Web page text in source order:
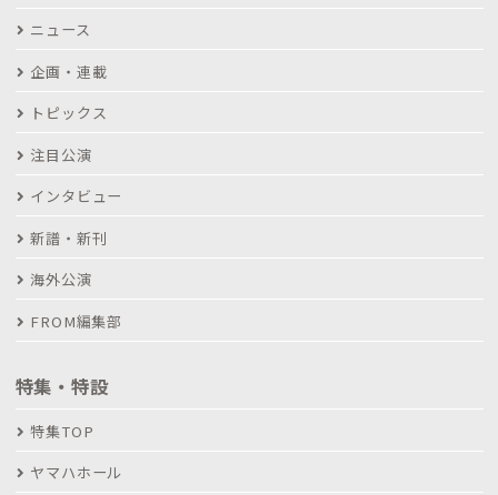
ニュース
企画・連載
トピックス
注目公演
インタビュー
新譜・新刊
海外公演
FROM編集部
特集・特設
特集TOP
ヤマハホール